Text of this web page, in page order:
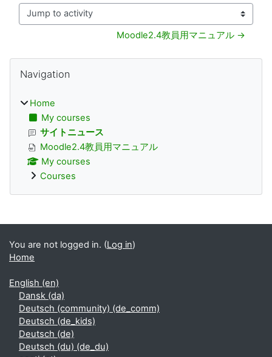
Jump to activity
Moodle2.4教員用マニュアル →
Blocks
Navigation
Home
My courses
サイトニュース
Moodle2.4教員用マニュアル
My courses
Courses
Supplementary blocks
You are not logged in. (Log in)
Home
English ‎(en)‎
Dansk ‎(da)‎
Deutsch (community) ‎(de_comm)‎
Deutsch ‎(de_kids)‎
Deutsch ‎(de)‎
Deutsch (du) ‎(de_du)‎